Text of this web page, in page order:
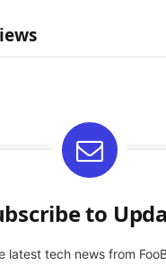
to
latest tech news from